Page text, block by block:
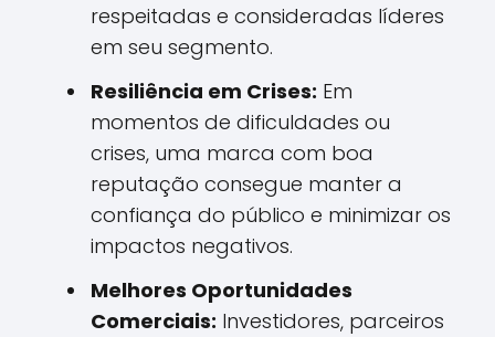
respeitadas e consideradas líderes
em seu segmento.
Resiliência em Crises: Em
momentos de dificuldades ou
crises, uma marca com boa
reputação consegue manter a
confiança do público e minimizar os
impactos negativos.
Melhores Oportunidades
Comerciais: Investidores, parceiros